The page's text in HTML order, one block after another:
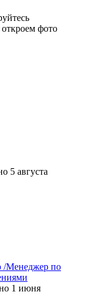
фото
5 августа
/Менеджер по
1 июня